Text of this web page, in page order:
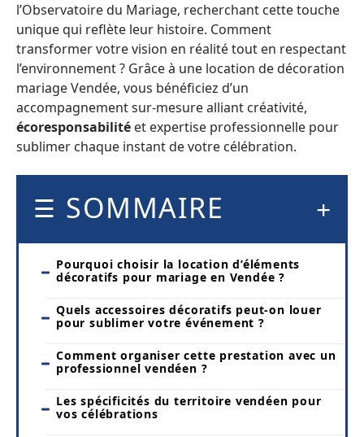
l’Observatoire du Mariage, recherchant cette touche
unique qui reflète leur histoire. Comment
transformer votre vision en réalité tout en respectant
l’environnement ? Grâce à une location de décoration
mariage Vendée, vous bénéficiez d’un
accompagnement sur-mesure alliant créativité,
écoresponsabilité et expertise professionnelle pour
sublimer chaque instant de votre célébration.
SOMMAIRE
Pourquoi choisir la location d’éléments
décoratifs pour mariage en Vendée ?
Quels accessoires décoratifs peut-on louer
pour sublimer votre événement ?
Comment organiser cette prestation avec un
professionnel vendéen ?
Les spécificités du territoire vendéen pour
vos célébrations